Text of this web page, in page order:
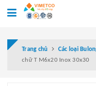
Trang chủ Các loại
chữ T M6x20 Inox 30x30